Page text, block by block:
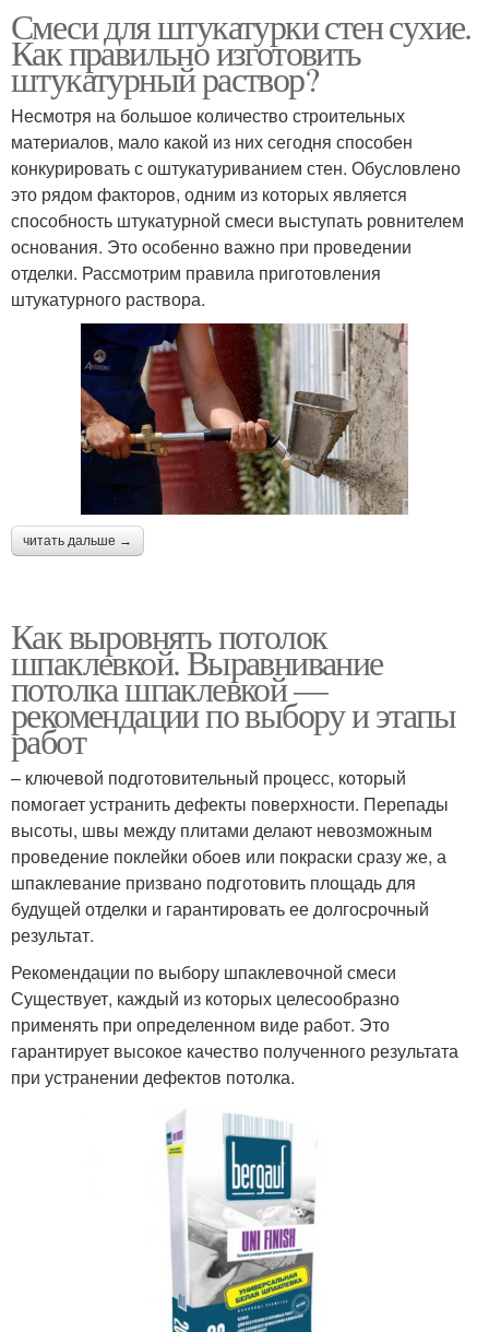
Смеси для штукатурки стен сухие.
Как правильно изготовить
штукатурный раствор?
Несмотря на большое количество строительных
материалов, мало какой из них сегодня способен
конкурировать с оштукатуриванием стен. Обусловлено
это рядом факторов, одним из которых является
способность штукатурной смеси выступать ровнителем
основания. Это особенно важно при проведении
отделки. Рассмотрим правила приготовления
штукатурного раствора.
читать дальше →
Как выровнять потолок
шпаклевкой. Выравнивание
потолка шпаклевкой —
рекомендации по выбору и этапы
работ
– ключевой подготовительный процесс, который
помогает устранить дефекты поверхности. Перепады
высоты, швы между плитами делают невозможным
проведение поклейки обоев или покраски сразу же, а
шпаклевание призвано подготовить площадь для
будущей отделки и гарантировать ее долгосрочный
результат.
Рекомендации по выбору шпаклевочной смеси
Существует, каждый из которых целесообразно
применять при определенном виде работ. Это
гарантирует высокое качество полученного результата
при устранении дефектов потолка.